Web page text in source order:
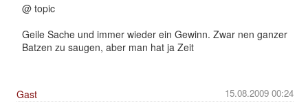
@ topic
Geile Sache und immer wieder ein Gewinn. Zwar nen ganzer
Batzen zu saugen, aber man hat ja Zeit
15.08.2009 00:24
Gast